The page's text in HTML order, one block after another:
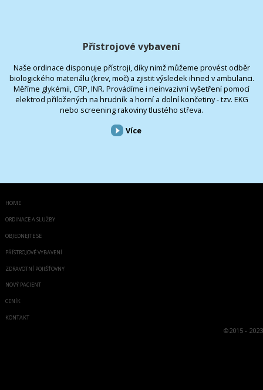
Přístrojové vybavení
Naše ordinace disponuje přístroji, díky nimž můžeme provést odběr
biologického materiálu (krev, moč) a zjistit výsledek ihned v ambulanci.
Měříme glykémii, CRP, INR. Provádíme i neinvazivní vyšetření pomocí
elektrod přiložených na hrudník a horní a dolní končetiny - tzv. EKG
nebo screening rakoviny tlustého střeva.
Více
HOME
ORDINACE A SLUŽBY
OBJEDNEJTE SE
PŘÍSTROJOVÉ VYBAVENÍ
ZDRAVOTNÍ POJIŠŤOVNY
NOVÝ PACIENT
CENÍK
KONTAKT
©2015 - 2023